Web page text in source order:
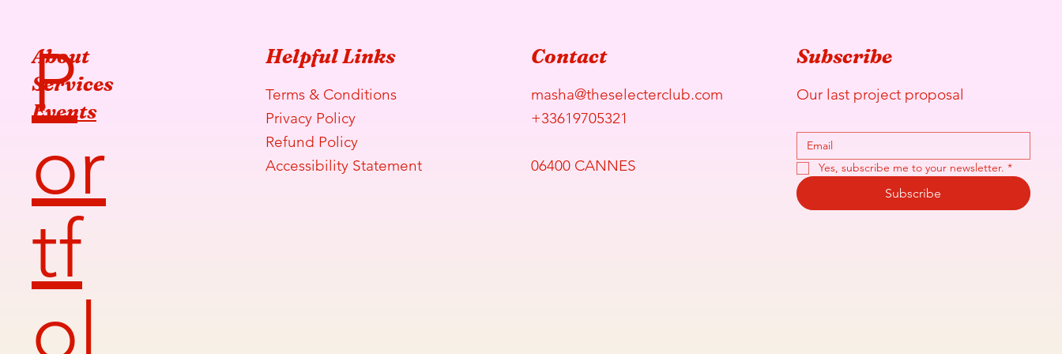
About
Services
Events
P
or
tf
ol
Helpful Links
Terms & Conditions
Privacy Policy
Refund Policy
Accessibility Statement
Contact
masha@theselecterclub.com
+33619705321
06400 CANNES
Subscribe
Our last project proposal
Yes, subscribe me to your newsletter. *
Subscribe